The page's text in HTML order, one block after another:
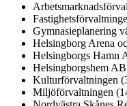
Gymnasieplanering
Helsingborg Arena
Helsingborgs Hamn
Helsingborgshem
Kulturförvaltningen
Miljöförvaltningen